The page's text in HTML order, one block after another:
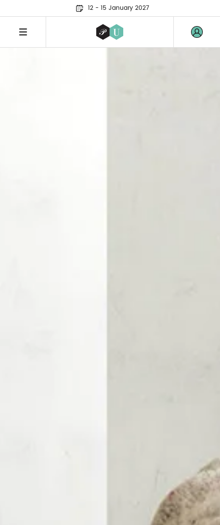
12 - 15 January 2027